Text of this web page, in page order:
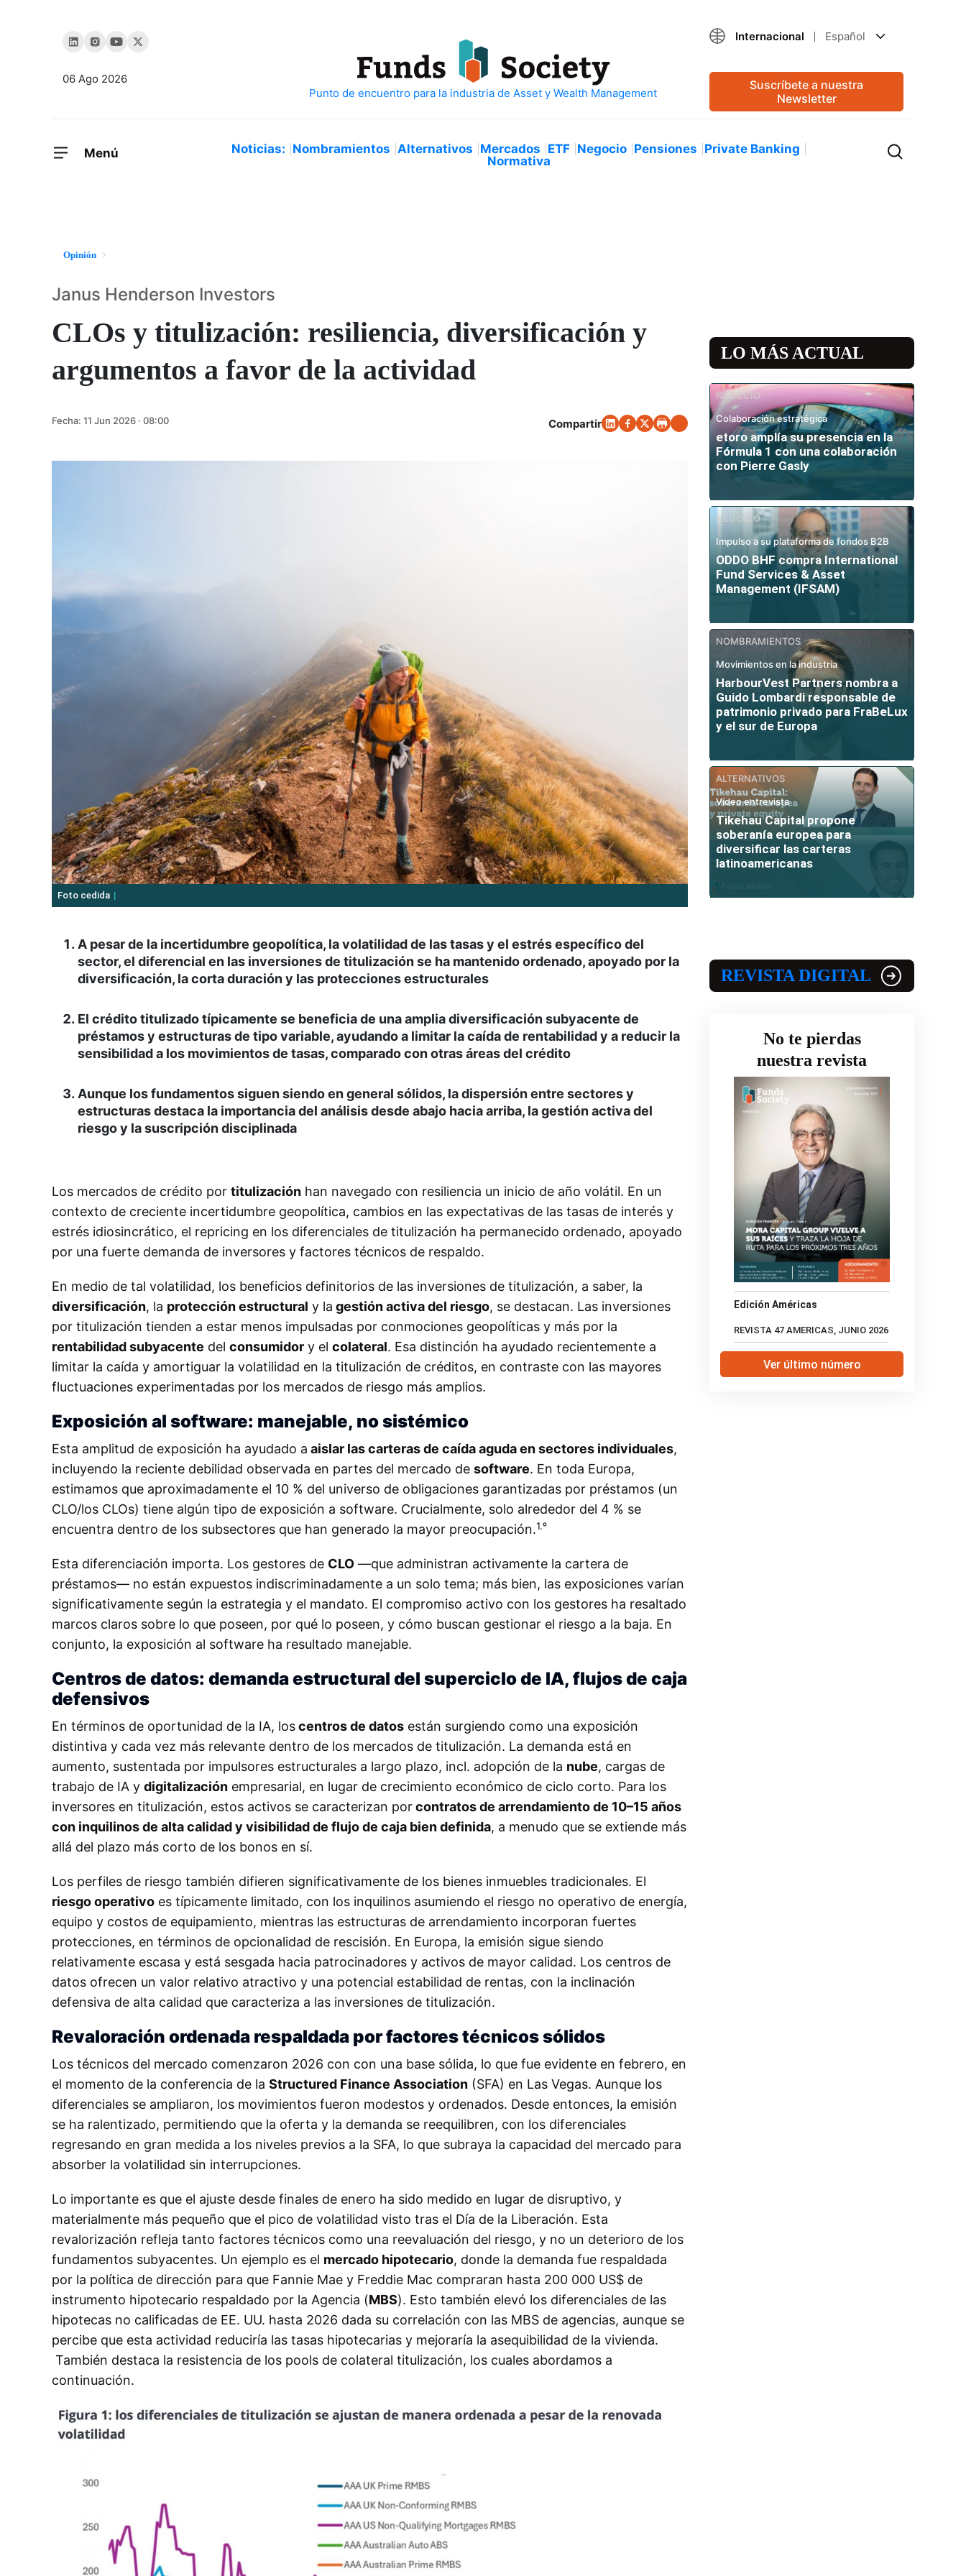
06 Ago 2026
Internacional Español
Suscríbete a nuestra
Newsletter
Menú Noticias: Nombramientos Alternativos Mercados ETF Negocio Pensiones Private Banking
Normativa
Opinión
CLOs y titulización: resiliencia, diversificación y
argumentos a favor de la actividad
Janus Henderson Investors
Fecha: 11 Jun 2026 · 08:00 Compartir
Foto cedida
A pesar de la incertidumbre geopolítica, la volatilidad de las tasas y el estrés específico del
sector, el diferencial en las inversiones de titulización se ha mantenido ordenado, apoyado por la
diversificación, la corta duración y las protecciones estructurales
El crédito titulizado típicamente se beneficia de una amplia diversificación subyacente de
préstamos y estructuras de tipo variable, ayudando a limitar la caída de rentabilidad y a reducir la
sensibilidad a los movimientos de tasas, comparado con otras áreas del crédito
Aunque los fundamentos siguen siendo en general sólidos, la dispersión entre sectores y
estructuras destaca la importancia del análisis desde abajo hacia arriba, la gestión activa del
riesgo y la suscripción disciplinada
Los mercados de crédito por titulización han navegado con resiliencia un inicio de año volátil. En un
contexto de creciente incertidumbre geopolítica, cambios en las expectativas de las tasas de interés y
estrés idiosincrático, el repricing en los diferenciales de titulización ha permanecido ordenado, apoyado
por una fuerte demanda de inversores y factores técnicos de respaldo.
En medio de tal volatilidad, los beneficios definitorios de las inversiones de titulización, a saber, la
diversificación, la protección estructural y la gestión activa del riesgo, se destacan. Las inversiones
por titulización tienden a estar menos impulsadas por conmociones geopolíticas y más por la
rentabilidad subyacente del consumidor y el colateral. Esa distinción ha ayudado recientemente a
limitar la caída y amortiguar la volatilidad en la titulización de créditos, en contraste con las mayores
fluctuaciones experimentadas por los mercados de riesgo más amplios.
Exposición al software: manejable, no sistémico
Esta amplitud de exposición ha ayudado a aislar las carteras de caída aguda en sectores individuales,
incluyendo la reciente debilidad observada en partes del mercado de software. En toda Europa,
estimamos que aproximadamente el 10 % del universo de obligaciones garantizadas por préstamos (un
CLO/los CLOs) tiene algún tipo de exposición a software. Crucialmente, solo alrededor del 4 % se
encuentra dentro de los subsectores que han generado la mayor preocupación.1.º
Esta diferenciación importa. Los gestores de CLO —que administran activamente la cartera de
préstamos— no están expuestos indiscriminadamente a un solo tema; más bien, las exposiciones varían
significativamente según la estrategia y el mandato. El compromiso activo con los gestores ha resaltado
marcos claros sobre lo que poseen, por qué lo poseen, y cómo buscan gestionar el riesgo a la baja. En
conjunto, la exposición al software ha resultado manejable.
Centros de datos: demanda estructural del superciclo de IA, flujos de caja
defensivos
En términos de oportunidad de la IA, loscentros de datos están surgiendo como una exposición
distintiva y cada vez más relevante dentro de los mercados de titulización. La demanda está en
aumento, sustentada por impulsores estructurales a largo plazo, incl. adopción de la nube, cargas de
trabajo de IA y digitalización empresarial, en lugar de crecimiento económico de ciclo corto. Para los
inversores en titulización, estos activos se caracterizan porcontratos de arrendamiento de 10–15 años
con inquilinos de alta calidad y visibilidad de flujo de caja bien definida, a menudo que se extiende más
allá del plazo más corto de los bonos en sí.
Los perfiles de riesgo también difieren significativamente de los bienes inmuebles tradicionales. El
riesgo operativo es típicamente limitado, con los inquilinos asumiendo el riesgo no operativo de energía,
equipo y costos de equipamiento, mientras las estructuras de arrendamiento incorporan fuertes
protecciones, en términos de opcionalidad de rescisión. En Europa, la emisión sigue siendo
relativamente escasa y está sesgada hacia patrocinadores y activos de mayor calidad. Los centros de
datos ofrecen un valor relativo atractivo y una potencial estabilidad de rentas, con la inclinación
defensiva de alta calidad que caracteriza a las inversiones de titulización.
Revaloración ordenada respaldada por factores técnicos sólidos
Los técnicos del mercado comenzaron 2026 con con una base sólida, lo que fue evidente en febrero, en
el momento de la conferencia de la Structured Finance Association (SFA) en Las Vegas. Aunque los
diferenciales se ampliaron, los movimientos fueron modestos y ordenados. Desde entonces, la emisión
se ha ralentizado, permitiendo que la oferta y la demanda se reequilibren, con los diferenciales
regresando en gran medida a los niveles previos a la SFA, lo que subraya la capacidad del mercado para
absorber la volatilidad sin interrupciones.
Lo importante es que el ajuste desde finales de enero ha sido medido en lugar de disruptivo, y
materialmente más pequeño que el pico de volatilidad visto tras el Día de la Liberación. Esta
revalorización refleja tanto factores técnicos como una reevaluación del riesgo, y no un deterioro de los
fundamentos subyacentes. Un ejemplo es el mercado hipotecario, donde la demanda fue respaldada
por la política de dirección para que Fannie Mae y Freddie Mac compraran hasta 200 000 US$ de
instrumento hipotecario respaldado por la Agencia (MBS). Esto también elevó los diferenciales de las
hipotecas no calificadas de EE. UU. hasta 2026 dada su correlación con las MBS de agencias, aunque se
percibe que esta actividad reduciría las tasas hipotecarias y mejoraría la asequibilidad de la vivienda.
También destaca la resistencia de los pools de colateral titulización, los cuales abordamos a
continuación.
LO MÁS ACTUAL
NEGOCIO
Colaboración estratégica
etoro amplía su presencia en la
Fórmula 1 con una colaboración
con Pierre Gasly
NEGOCIO
Impulso a su plataforma de fondos B2B
ODDO BHF compra International
Fund Services & Asset
Management (IFSAM)
NOMBRAMIENTOS
Movimientos en la industria
HarbourVest Partners nombra a
Guido Lombardi responsable de
patrimonio privado para FraBeLux
y el sur de Europa
ALTERNATIVOS
Vídeo entrevista
Tikehau Capital propone
soberanía europea para
diversificar las carteras
latinoamericanas
REVISTA DIGITAL
No te pierdas
nuestra revista
Edición Américas
REVISTA 47 AMERICAS, JUNIO 2026
Ver último número